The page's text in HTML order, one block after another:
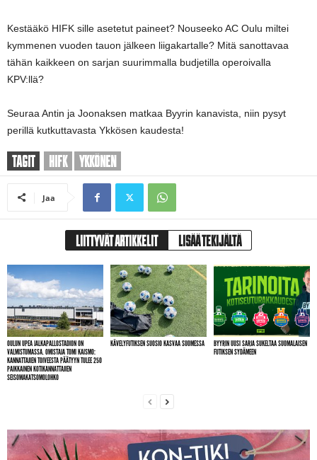
Kestääkö HIFK sille asetetut paineet? Nouseeko AC Oulu miltei
kymmenen vuoden tauon jälkeen liigakartalle? Mitä sanottavaa
tähän kaikkeen on sarjan suurimmalla budjetilla operoivalla
KPV:llä?
Seuraa Antin ja Joonaksen matkaa Byyrin kanavista, niin pysyt
perillä kutkuttavasta Ykkösen kaudesta!
TAGIT HIFK YKKÖNEN
Jaa
LIITTYVÄT ARTIKKELIT LISÄÄ TEKIJÄLTÄ
OULUN UPEA JALKAPALLOSTADION ON
VALMISTUMASSA. OMISTAJA TOMI KAISMO:
KANNATTAJIEN TOIVEESTA PÄÄTYYN TULEE 250
PAIKKAINEN KOTIKANNATTAJIEN
SEISOMAKATSOMOLOHKO
KÄVELYFUTIKSEN SUOSIO KASVAA SUOMESSA
BYYRIN UUSI SARJA SUKELTAA SUOMALAISEN
FUTIKSEN SYDÄMEEN